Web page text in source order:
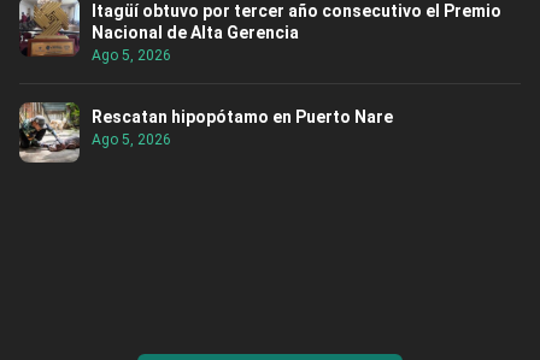
Itagüí obtuvo por tercer año consecutivo el Premio
Nacional de Alta Gerencia
Ago 5, 2026
Rescatan hipopótamo en Puerto Nare
Ago 5, 2026